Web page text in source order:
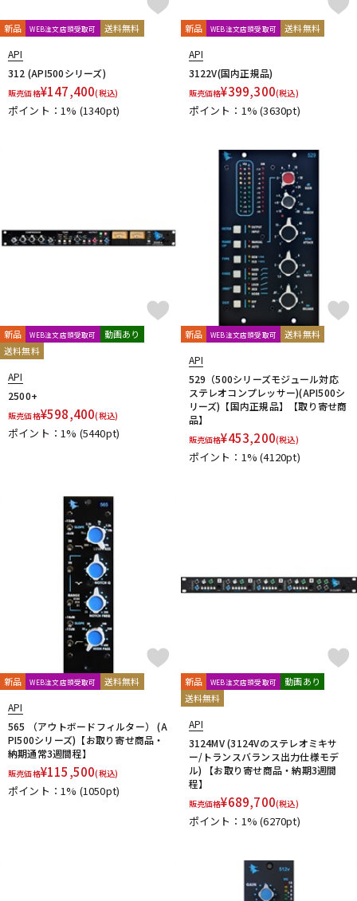
新品 WEB注文店頭受取可 送料無料
API
312 (API500シリーズ)
販売価格¥147,400(税込)
ポイント：1% (1340pt)
新品 WEB注文店頭受取可 送料無料
API
3122V(国内正規品)
販売価格¥399,300(税込)
ポイント：1%(3630pt)
新品 WEB注文店頭受取可
動画あり
送料無料
API
2500+
販売価格¥598,400(税込)
ポイント：1% (5440pt)
新品 WEB注文店頭受取可 送料無料
API
529（500シリーズモジュール対応
ステレオコンプレッサー)(API500シ
リーズ)【国内正規品】【取り寄せ商
品】
販売価格¥453,200(税込)
ポイント：1%(4120pt)
新品 WEB注文店頭受取可 送料無料
API
565 （アウトボードフィルター） (A
PI500シリーズ)【お取り寄せ商品・
納期通常3週間程】
販売価格¥115,500(税込)
ポイント：1% (1050pt)
新品 WEB注文店頭受取可
動画あり
送料無料
API
3124MV (3124Vのステレオミキサ
ー/トランスバランス出力仕様モデ
ル) 【お取り寄せ商品・納期3週間
程】
販売価格¥689,700(税込)
ポイント：1%(6270pt)